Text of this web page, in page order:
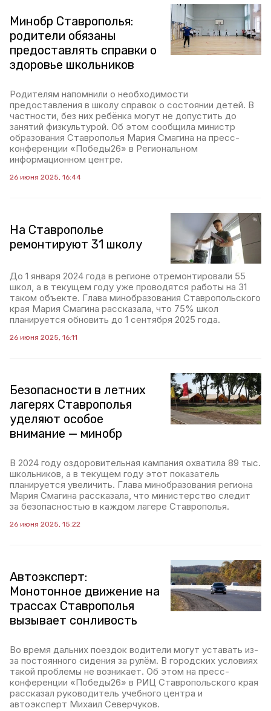
Минобр Ставрополья:
родители обязаны
предоставлять справки о
здоровье школьников
Родителям напомнили о необходимости
предоставления в школу справок о состоянии детей. В
частности, без них ребёнка могут не допустить до
занятий физкультурой. Об этом сообщила министр
образования Ставрополья Мария Смагина на пресс-
конференции «Победы26» в Региональном
информационном центре.
26 июня 2025, 16:44
На Ставрополье
ремонтируют 31 школу
До 1 января 2024 года в регионе отремонтировали 55
школ, а в текущем году уже проводятся работы на 31
таком объекте. Глава минобразования Ставропольского
края Мария Смагина рассказала, что 75% школ
планируется обновить до 1 сентября 2025 года.
26 июня 2025, 16:11
Безопасности в летних
лагерях Ставрополья
уделяют особое
внимание — минобр
В 2024 году оздоровительная кампания охватила 89 тыс.
школьников, а в текущем году этот показатель
планируется увеличить. Глава минобразования региона
Мария Смагина рассказала, что министерство следит
за безопасностью в каждом лагере Ставрополья.
26 июня 2025, 15:22
Автоэксперт:
Монотонное движение на
трассах Ставрополья
вызывает сонливость
Во время дальних поездок водители могут уставать из-
за постоянного сидения за рулём. В городских условиях
такой проблемы не возникает. Об этом на пресс-
конференции «Победы26» в РИЦ Ставропольского края
рассказал руководитель учебного центра и
автоэксперт Михаил Северчуков.